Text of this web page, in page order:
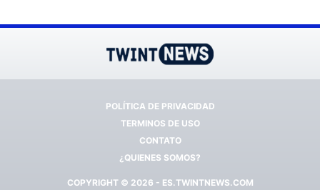
POLÍTICA DE PRIVACIDAD
TERMINOS DE USO
CONTATO
¿QUIENES SOMOS?
COPYRIGHT © 2026 - ES.TWINTNEWS.COM